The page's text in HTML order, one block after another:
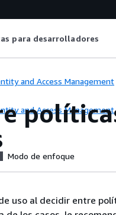
para desarrolladores
and Access Management
and Access Management
Modo de enfoque
uso al decidir entre